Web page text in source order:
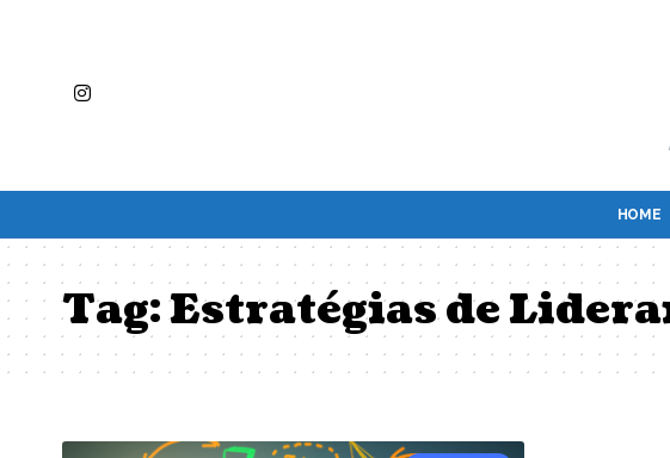
HOME
Tag:Estratégias de